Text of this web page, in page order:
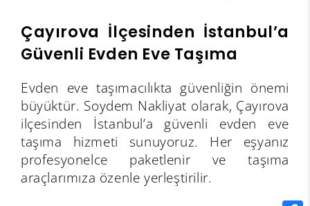
Çayırova İlçesinden İstanbul’a
Güvenli Evden Eve Taşıma
Evden eve taşımacılıkta güvenliğin önemi
büyüktür. Soydem Nakliyat olarak, Çayırova
ilçesinden İstanbul’a güvenli evden eve
taşıma hizmeti sunuyoruz. Her eşyanız
profesyonelce paketlenir ve taşıma
araçlarımıza özenle yerleştirilir.